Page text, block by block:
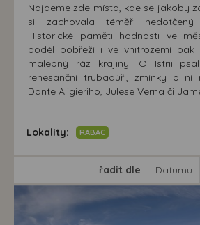
Najdeme zde místa, kde se jakoby
si zachovala téměř nedotčený
Historické paměti hodnosti ve
podél pobřeží i ve vnitrozemí pak
malebný ráz krajiny. O Istrii
renesanční trubadúři, zmínky o ní
Dante Aligieriho, Julese Verna či
Lokality: RABAC
řadit dle Datumu